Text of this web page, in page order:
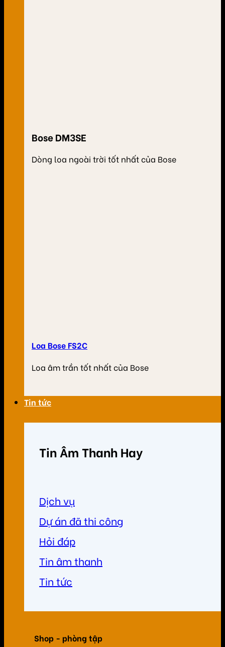
Bose DM3SE
Dòng loa ngoài trời tốt nhất của Bose
Loa Bose FS2C
Loa âm trần tốt nhất của Bose
Tin tức
Tin Âm Thanh Hay
Dịch vụ
Dự án đã thi công
Hỏi đáp
Tin âm thanh
Tin tức
Shop - phòng tập